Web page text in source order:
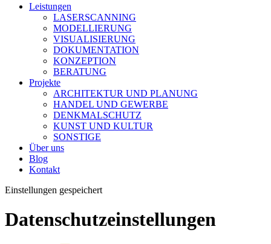
Leistungen
LASERSCANNING
MODELLIERUNG
VISUALISIERUNG
DOKUMENTATION
KONZEPTION
BERATUNG
Projekte
ARCHITEKTUR UND PLANUNG
HANDEL UND GEWERBE
DENKMALSCHUTZ
KUNST UND KULTUR
SONSTIGE
Über uns
Blog
Kontakt
Einstellungen gespeichert
Datenschutzeinstellungen